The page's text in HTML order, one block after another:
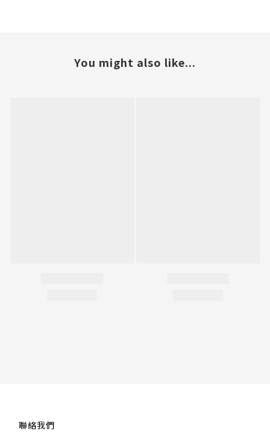
You might also like...
聯絡我們